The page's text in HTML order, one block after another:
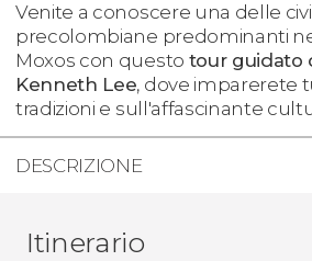
Venite a conoscere una delle
precolombiane predominanti
Moxos con questo tour guidato
Kenneth Lee, dove imparerete
tradizioni e sull'affascinante
DESCRIZIONE
Itinerario